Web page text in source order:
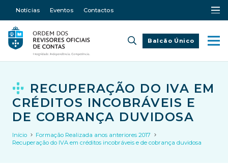
Notícias Eventos Contactos
Balcão Único
RECUPERAÇÃO DO IVA EM
CRÉDITOS INCOBRÁVEIS E
DE COBRANÇA DUVIDOSA
Início
Formação Realizada anos anteriores 2017
Recuperação do IVA em créditos incobráveis e de cobrança duvidosa